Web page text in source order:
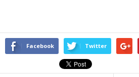
Facebook Twitter